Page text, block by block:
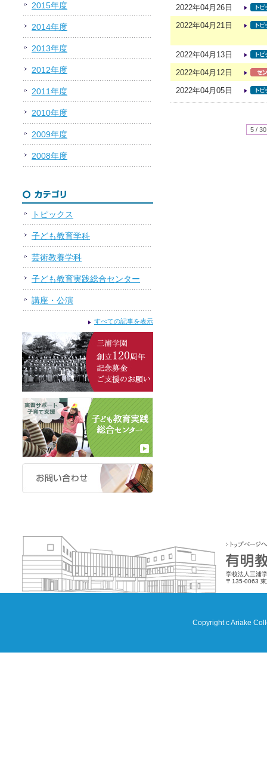
2015年度
2014年度
2013年度
2012年度
2011年度
2010年度
2009年度
2008年度
トピックス
子ども教育学科
芸術教養学科
子ども教育実践総合センター
講座・公演
すべての記事を表示
2022年04月26日
2022年04月21日
2022年04月13日
2022年04月12日
2022年04月05日
5 / 30
学校法人三浦
〒135-0063